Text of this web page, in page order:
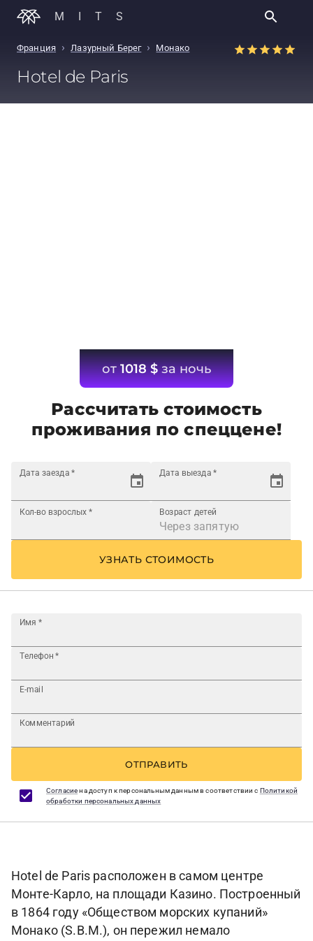
MITS
Франция › Лазурный Берег › Монако
Hotel de Paris
от1018 $за ночь
Рассчитать стоимость
проживания по спеццене!
Дата заезда * Дата выезда *
Кол-во взрослых * Возраст детей
УЗНАТЬ СТОИМОСТЬ
Имя *
Телефон *
E-mail
Комментарий
ОТПРАВИТЬ
Согласиена доступ к персональным данным в соответствии с Политикой
обработки персональных данных
Hotel de Paris расположен в самом центре
Монте-Карло, на площади Казино. Построенный
в 1864 году «Обществом морских купаний»
Монако (S.B.M.), он пережил немало